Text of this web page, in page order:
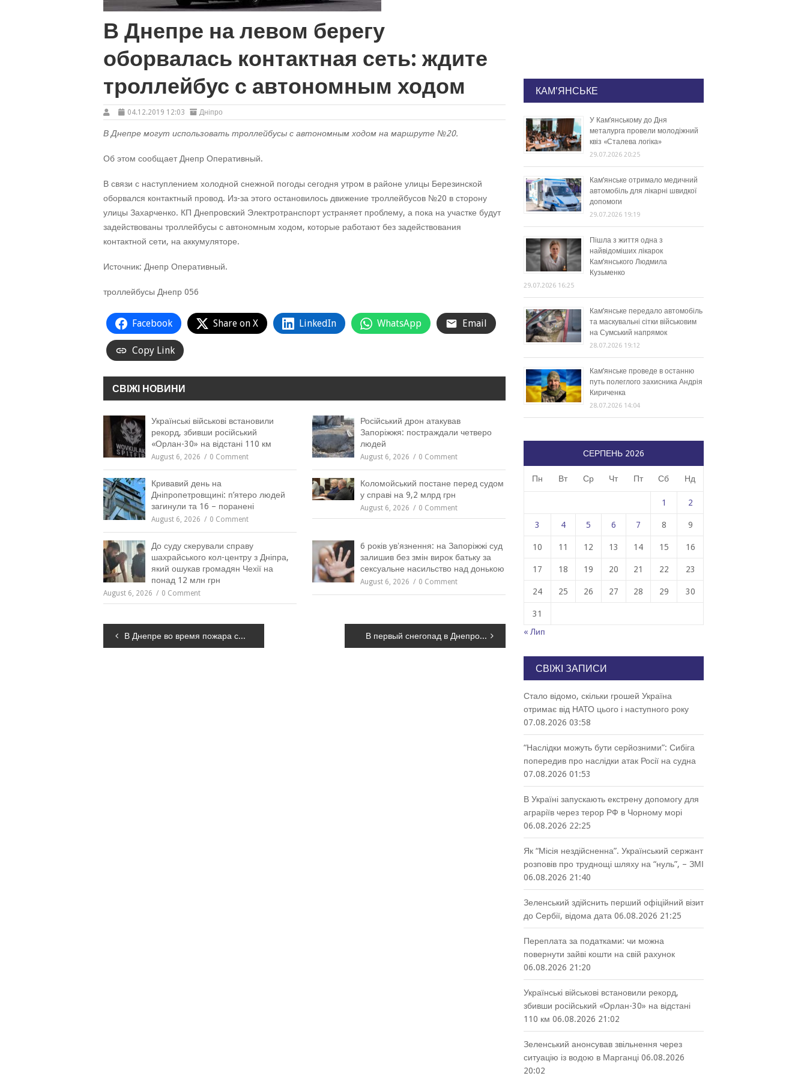
В Днепре на левом берегу
оборвалась контактная сеть: ждите
троллейбус с автономным ходом
04.12.2019 12:03 Дніпро
В Днепре могут использовать троллейбусы с автономным ходом на маршруте №20.
Об этом сообщает Днепр Оперативный.
В связи с наступлением холодной снежной погоды сегодня утром в районе улицы Березинской
оборвался контактный провод. Из-за этого остановилось движение троллейбусов №20 в сторону
улицы Захарченко. КП Днепровский Электротранспорт устраняет проблему, а пока на участке будут
задействованы троллейбусы с автономным ходом, которые работают без задействования
контактной сети, на аккумуляторе.
Источник: Днепр Оперативный.
троллейбусы Днепр 056
Facebook Share on X LinkedIn WhatsApp Email
Copy Link
СВІЖІ НОВИНИ
Українські військові встановили
рекорд, збивши російський
«Орлан-30» на відстані 110 км
August 6, 2026 0 Comment
Російський дрон атакував
Запоріжжя: постраждали четверо
людей
August 6, 2026 0 Comment
Кривавий день на
Дніпропетровщині: п’ятеро людей
загинули та 16 – поранені
August 6, 2026 0 Comment
Коломойський постане перед судом
у справі на 9,2 млрд грн
August 6, 2026 0 Comment
До суду скерували справу
шахрайського кол-центру з Дніпра,
який ошукав громадян Чехії на
понад 12 млн грн
August 6, 2026 0 Comment
6 років увʼязнення: на Запоріжжі суд
залишив без змін вирок батьку за
сексуальне насильство над донькою
August 6, 2026 0 Comment
Навігація
В Днепре во время пожара спасли женщину, – ФОТО В первый снегопад в Днепропетровской области произошло 17 ДТП с учетом грузовых автомобилей, -ФОТО
КАМ'ЯНСЬКЕ
У Кам’янському до Дня
металурга провели молодіжний
квіз «Сталева логіка»
29.07.2026 20:25
Кам’янське отримало медичний
автомобіль для лікарні швидкої
допомоги
29.07.2026 19:19
Пішла з життя одна з
найвідоміших лікарок
Кам’янського Людмила
Кузьменко
29.07.2026 16:25
Кам’янське передало автомобіль
та маскувальні сітки військовим
на Сумський напрямок
28.07.2026 19:12
Кам’янське проведе в останню
путь полеглого захисника Андрія
Кириченка
28.07.2026 14:04
СЕРПЕНЬ 2026
Пн Вт Ср Чт Пт Сб Нд
1 2
3 4 5 6 7 8 9
10 11 12 13 14 15 16
17 18 19 20 21 22 23
24 25 26 27 28 29 30
31
« Лип
СВІЖІ ЗАПИСИ
Стало відомо, скільки грошей Україна
отримає від НАТО цього і наступного року
07.08.2026 03:58
“Наслідки можуть бути серйозними”: Сибіга
попередив про наслідки атак Росії на судна
07.08.2026 01:53
В Україні запускають екстрену допомогу для
аграріїв через терор РФ в Чорному морі
06.08.2026 22:25
Як “Місія нездійсненна”. Український сержант
розповів про труднощі шляху на “нуль”, – ЗМІ
06.08.2026 21:40
Зеленський здійснить перший офіційний візит
до Сербії, відома дата 06.08.2026 21:25
Переплата за податками: чи можна
повернути зайві кошти на свій рахунок
06.08.2026 21:20
Українські військові встановили рекорд,
збивши російський «Орлан-30» на відстані
110 км 06.08.2026 21:02
Зеленський анонсував звільнення через
ситуацію із водою в Марганці 06.08.2026
20:02